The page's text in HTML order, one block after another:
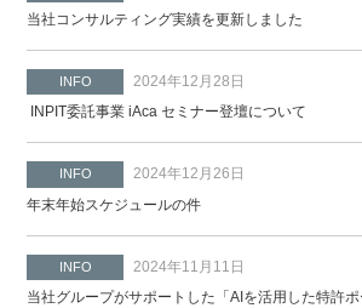
当社コンサルティング実績を更新しました
INFO
2024年12月28日
INPIT委託事業 iAca セミナー登壇について
INFO
2024年12月26日
年末年始スケジュールの件
INFO
2024年11月11日
当社グループがサポートした「AIを活用した特許ポ